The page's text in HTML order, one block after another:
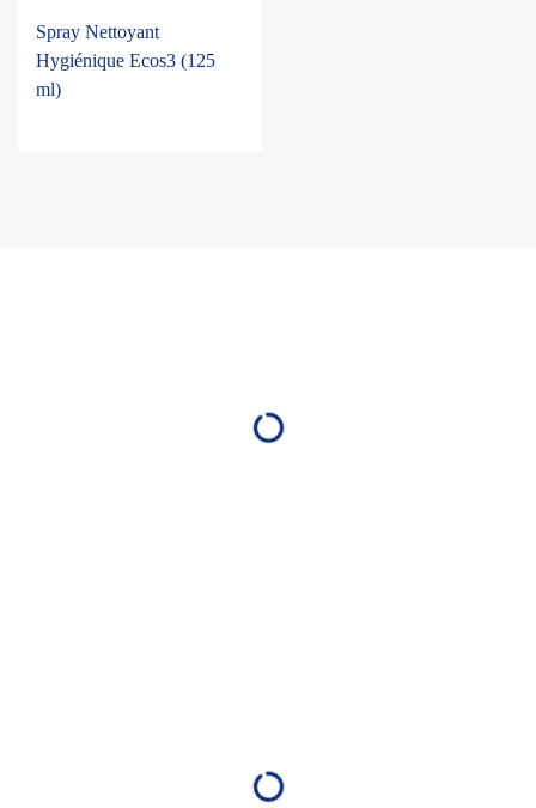
Spray Nettoyant
Hygiénique Ecos3 (125
ml)